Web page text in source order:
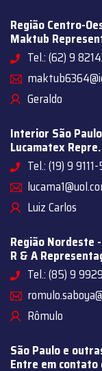
Região Centro-
Maktub
Tel.: (62) 9
Geraldo
Interior São
Lucamatex
Tel.: (19) 9
Luiz Carlos
Região Nordeste
R & A
Tel.: (85) 9
Rômulo
São Paulo e
Entre em